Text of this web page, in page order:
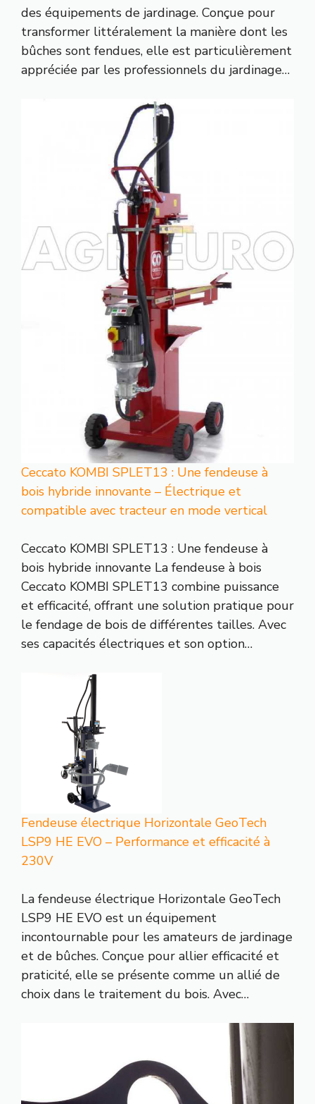
des équipements de jardinage. Conçue pour
transformer littéralement la manière dont les
bûches sont fendues, elle est particulièrement
appréciée par les professionnels du jardinage…
Ceccato KOMBI SPLET13 : Une fendeuse à
bois hybride innovante – Électrique et
compatible avec tracteur en mode vertical
Ceccato KOMBI SPLET13 : Une fendeuse à
bois hybride innovante La fendeuse à bois
Ceccato KOMBI SPLET13 combine puissance
et efficacité, offrant une solution pratique pour
le fendage de bois de différentes tailles. Avec
ses capacités électriques et son option…
Fendeuse électrique Horizontale GeoTech
LSP9 HE EVO – Performance et efficacité à
230V
La fendeuse électrique Horizontale GeoTech
LSP9 HE EVO est un équipement
incontournable pour les amateurs de jardinage
et de bûches. Conçue pour allier efficacité et
praticité, elle se présente comme un allié de
choix dans le traitement du bois. Avec…